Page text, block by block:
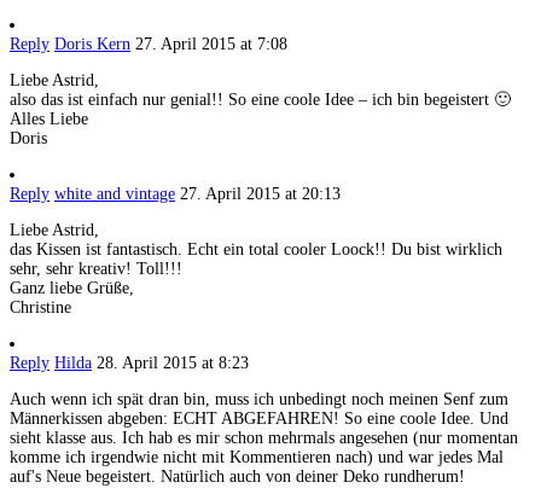
Reply Doris Kern 27. April 2015 at 7:08
Liebe Astrid,
also das ist einfach nur genial!! So eine coole Idee – ich bin begeistert 🙂
Alles Liebe
Doris
Reply white and vintage 27. April 2015 at 20:13
Liebe Astrid,
das Kissen ist fantastisch. Echt ein total cooler Loock!! Du bist wirklich
sehr, sehr kreativ! Toll!!!
Ganz liebe Grüße,
Christine
Reply Hilda 28. April 2015 at 8:23
Auch wenn ich spät dran bin, muss ich unbedingt noch meinen Senf zum
Männerkissen abgeben: ECHT ABGEFAHREN! So eine coole Idee. Und
sieht klasse aus. Ich hab es mir schon mehrmals angesehen (nur momentan
komme ich irgendwie nicht mit Kommentieren nach) und war jedes Mal
auf's Neue begeistert. Natürlich auch von deiner Deko rundherum!